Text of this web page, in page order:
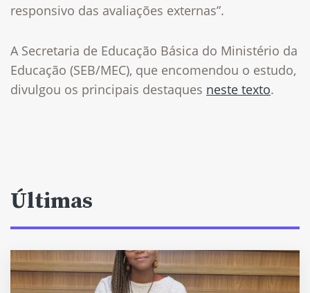
responsivo das avaliações externas”.
A Secretaria de Educação Básica do Ministério da
Educação (SEB/MEC), que encomendou o estudo,
divulgou os principais destaques neste texto.
Últimas